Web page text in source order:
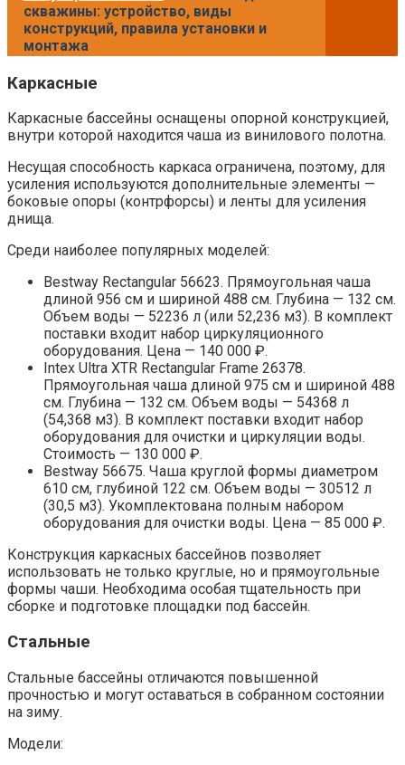
скважины: устройство, виды
конструкций, правила установки и
монтажа
Каркасные
Каркасные бассейны оснащены опорной конструкцией,
внутри которой находится чаша из винилового полотна.
Несущая способность каркаса ограничена, поэтому, для
усиления используются дополнительные элементы —
боковые опоры (контрфорсы) и ленты для усиления
днища.
Среди наиболее популярных моделей:
Bestway Rectangular 56623. Прямоугольная чаша
длиной 956 см и шириной 488 см. Глубина — 132 см.
Объем воды — 52236 л (или 52,236 м3). В комплект
поставки входит набор циркуляционного
оборудования. Цена — 140 000 ₽.
Intex Ultra XTR Rectangular Frame 26378.
Прямоугольная чаша длиной 975 см и шириной 488
см. Глубина — 132 см. Объем воды — 54368 л
(54,368 м3). В комплект поставки входит набор
оборудования для очистки и циркуляции воды.
Стоимость — 130 000 ₽.
Bestway 56675. Чаша круглой формы диаметром
610 см, глубиной 122 см. Объем воды — 30512 л
(30,5 м3). Укомплектована полным набором
оборудования для очистки воды. Цена — 85 000 ₽.
Конструкция каркасных бассейнов позволяет
использовать не только круглые, но и прямоугольные
формы чаши. Необходима особая тщательность при
сборке и подготовке площадки под бассейн.
Стальные
Стальные бассейны отличаются повышенной
прочностью и могут оставаться в собранном состоянии
на зиму.
Модели: